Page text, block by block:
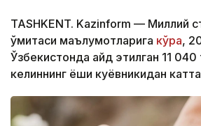
TASHKENT. Kazinform — Миллий
қўмитаси маълумотларига кўра,
Ўзбекистонда қайд этилган 11
келиннинг ёши куёвникидан